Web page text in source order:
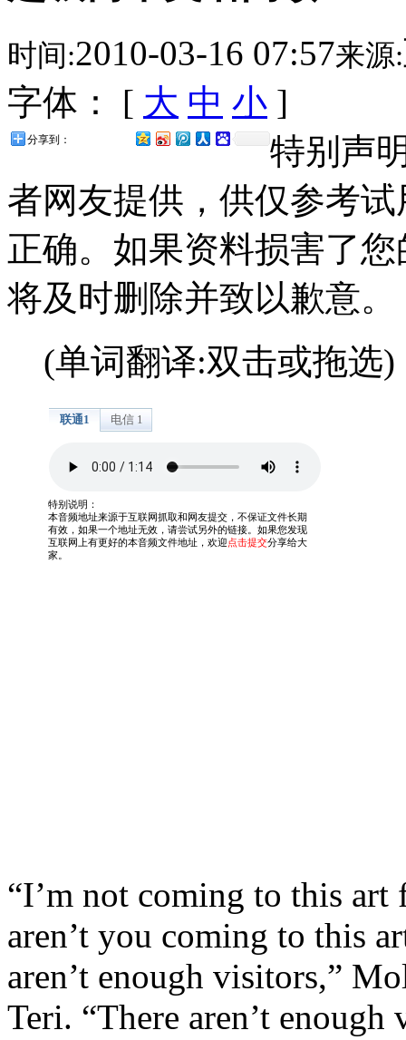
时间:2010-03-16 07:57来源:
字体： [ 大 中 小 ]
分享到：
特别声
者网友提供，供仅参考
正确。如果资料损害了
将及时删除并致以歉意。
(单词翻译:双击或拖选)
“I’m not coming to this
aren’t you coming to this
aren’t enough visitors,”
Teri. “There aren’t enough